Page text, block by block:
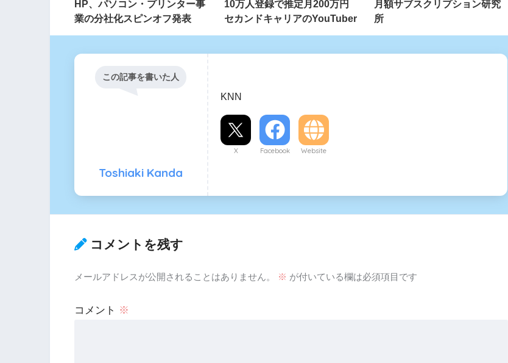
HP、パソコン・プリンター事
業の分社化スピンオフ発表
10万人登録で推定月200万円
セカンドキャリアのYouTuber
月額サブスクリプション研究
所
この記事を書いた人
Toshiaki Kanda
KNN
X Facebook Website
コメントを残す
メールアドレスが公開されることはありません。 ※ が付いている欄は必須項目です
コメント ※